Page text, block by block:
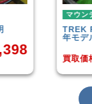
DISC 2020-21
48,580